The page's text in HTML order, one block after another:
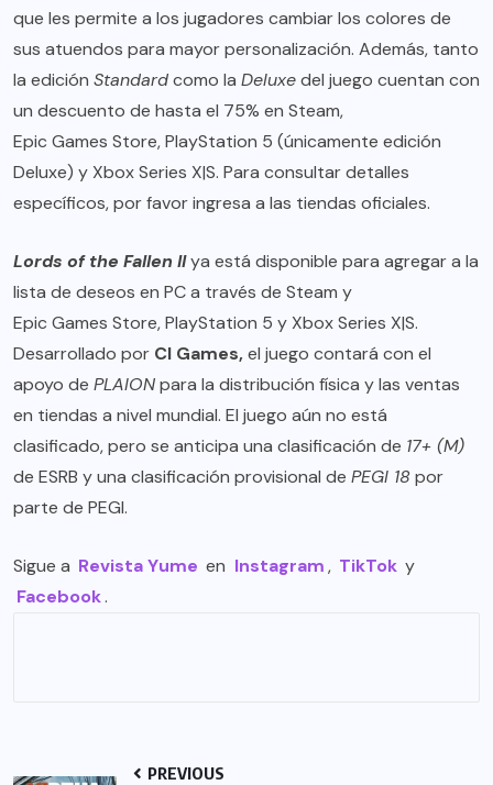
que les permite a los jugadores cambiar los colores de
sus atuendos para mayor personalización. Además, tanto
la edición Standardcomo la Deluxedel juego cuentan con
un descuento de hasta el 75% en Steam,
Epic Games Store,PlayStation 5 (únicamente edición
Deluxe) y Xbox Series X|S. Para consultar detalles
específicos, por favor ingresa a las tiendas oficiales.
Lords of the Fallen IIya está disponible para agregar a la
lista de deseos en PC a través de Steam y
Epic Games Store,PlayStation 5 y Xbox Series X|S.
Desarrollado por CI Games,el juego contará con el
apoyo de PLAIONpara la distribución física y las ventas
en tiendas a nivel mundial. El juego aún no está
clasificado, pero se anticipa una clasificación de 17+ (M)
de ESRB y una clasificación provisional de PEGI 18por
parte de PEGI.
Sigue a Revista Yume en Instagram, TikTok y
Facebook.
PREVIOUS